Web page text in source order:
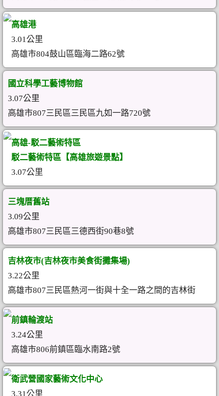
高雄港
3.01公里
高雄市804鼓山區臨海二路62號
國立科學工藝博物館
3.07公里
高雄市807三民區三民區九如一路720號
高雄-駁二藝術特區
駁二藝術特區【高雄旅遊景點】
3.07公里
三塊厝舊站
3.09公里
高雄市807三民區三德西街90巷8號
吉林夜市(吉林夜市美食街攤集場)
3.22公里
高雄市807三民區熱河一街與十全一路之間的吉林街
前鎮輪渡站
3.24公里
高雄市806前鎮區臨水南路2號
衛武營國家藝術文化中心
3.31公里